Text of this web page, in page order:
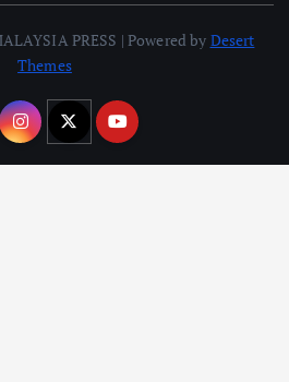
PRESS | Powered by Desert
Themes